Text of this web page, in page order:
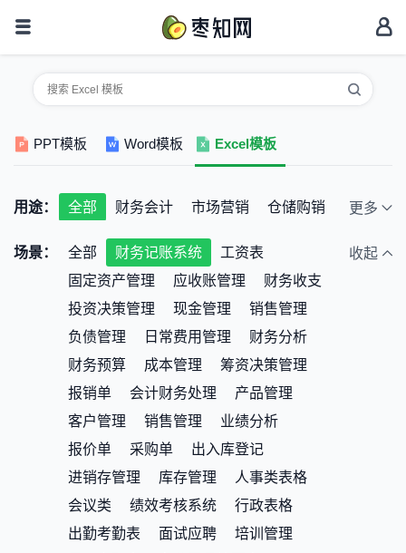
PPT模板 Word模板 Excel模板
用途： 全部 财务会计 市场营销
仓储购销
人事行政
考勤统计
教育培训
公司预算 其它
更多
场景： 全部 财务记账系统
工资表
固定资产管理
应收账管理
财务收支
投资决策管理
现金管理
销售管理
负债管理
日常费用管理
财务分析
财务预算
成本管理
筹资决策管理
报销单
会计财务处理
产品管理
客户管理
销售管理
业绩分析
报价单
采购单
出入库登记
进销存管理
库存管理
人事类表格
会议类
绩效考核系统
行政表格
出勤考勤表
面试应聘
培训管理
收起